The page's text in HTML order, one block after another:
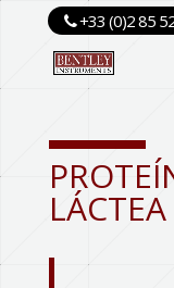
+33 (0)2 85
LÁCTEA